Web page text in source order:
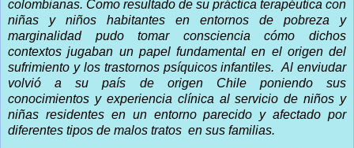
colombianas. Como resultado de su práctica terapéutica con
niñas y niños habitantes en entornos de pobreza y
marginalidad pudo tomar consciencia cómo dichos
contextos jugaban un papel fundamental en el origen del
sufrimiento y los trastornos psíquicos infantiles. Al enviudar
volvió a su país de origen Chile poniendo sus
conocimientos y experiencia clínica al servicio de niños y
niñas residentes en un entorno parecido y afectado por
diferentes tipos de malos tratos en sus familias.